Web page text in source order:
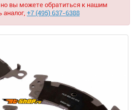
вы можете обратиться к нашим
+7 (495) 637-6388